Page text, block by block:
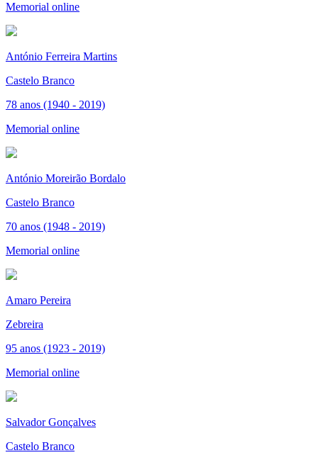
Memorial online
António Ferreira Martins
Castelo Branco
78 anos (1940 - 2019)
Memorial online
António Moreirão Bordalo
Castelo Branco
70 anos (1948 - 2019)
Memorial online
Amaro Pereira
Zebreira
95 anos (1923 - 2019)
Memorial online
Salvador Gonçalves
Castelo Branco